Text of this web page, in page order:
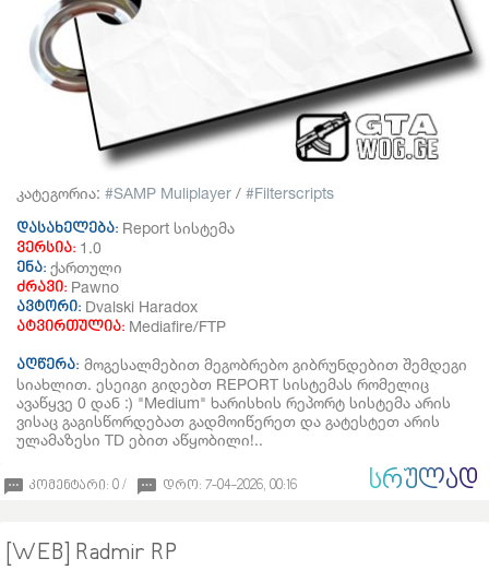
კატეგორია: SAMP Muliplayer /
Filterscripts
დასახელება: Report სისტემა
ვერსია: 1.0
ენა: ქართული
ძრავი: Pawno
ავტორი: Dvalski Haradox
ატვირთულია: Mediafire/FTP
აღწერა: მოგესალმებით მეგობრებო გიბრუნდებით შემდეგი
სიახლით. ესეიგი გიდებთ REPORT სისტემას რომელიც
ავაწყვე 0 დან :) "Medium" ხარისხის რეპორტ სისტემა არის
ვისაც გაგისწორდებათ გადმოიწერეთ და გატესტეთ არის
ულამაზესი TD ებით აწყობილი!..
კომენტარი: 0 / დრო: 7-04-2026, 00:16 ᲡᲠᲣᲚᲐᲓ
[WEB] Radmir RP